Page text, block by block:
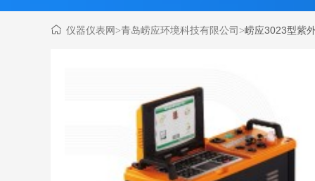
仪器仪表网>青岛崂应环境科技有限公司 >崂应3023型紫